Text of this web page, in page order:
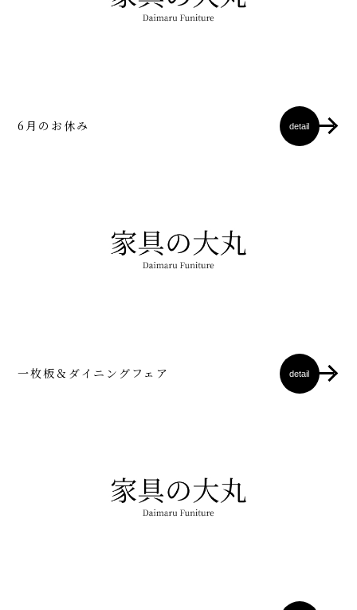
6月のお休み detail
一枚板＆ダイニングフェア detail